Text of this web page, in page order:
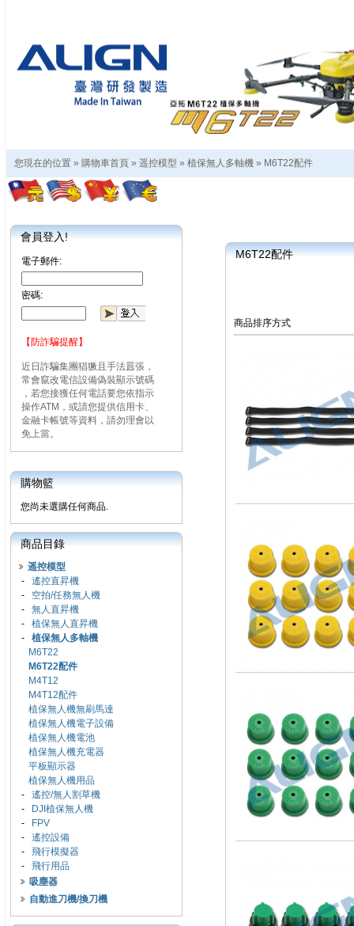
您現在的位置 » 購物車首頁 » 遥控模型 » 植保無人多軸機 » M6T22配件
會員登入!
電子郵件:
密碼:
【防詐騙提醒】
近日詐騙集團猖獗且手法囂張，
常會竄改電信設備偽裝顯示號碼
，若您接獲任何電話要您依指示
操作ATM，或請您提供信用卡、
金融卡帳號等資料，請勿理會以
免上當。
購物籃
您尚未選購任何商品.
商品目錄
遥控模型
- 遙控直昇機
- 空拍/任務無人機
- 無人直昇機
- 植保無人直昇機
- 植保無人多軸機
M6T22
M6T22配件
M4T12
M4T12配件
植保無人機無刷馬達
植保無人機電子設備
植保無人機電池
植保無人機充電器
平板顯示器
植保無人機用品
- 遙控/無人割草機
-
DJI植保無人機
-
FPV
- 遙控設備
- 飛行模擬器
- 飛行用品
吸塵器
自動進刀機/換刀機
M6T22配件
商品排序方式